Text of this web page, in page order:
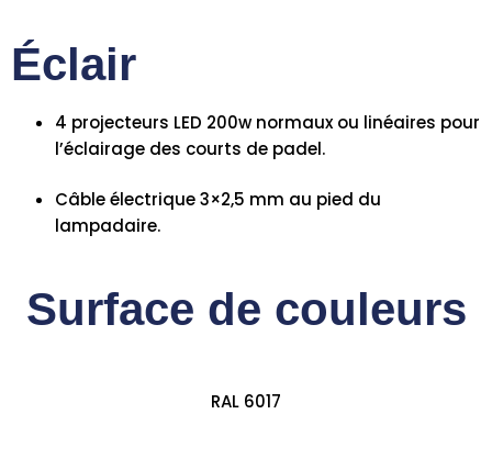
Éclair
4 projecteurs LED 200w normaux ou linéaires pour
l’éclairage des courts de padel.
Câble électrique 3×2,5 mm au pied du
lampadaire.
Surface de couleurs
RAL 6017